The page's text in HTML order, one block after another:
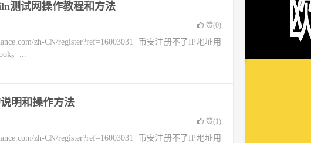
测试网操作教程和方法
赞(0)
zh-CN/register?ref=16003031 币安注册不了IP地址用
。...
明和操作方法
赞(1)
zh-CN/register?ref=16003031 币安注册不了IP地址用